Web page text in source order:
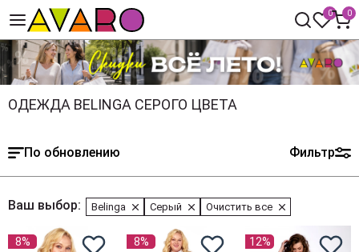
0 0
ОДЕЖДА BELINGA СЕРОГО ЦВЕТА
По обновлению Фильтр
Ваш выбор: Belinga Серый Очистить все
8% 8% 12%